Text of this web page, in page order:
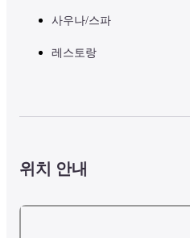
사우나/스파
레스토랑
위치 안내